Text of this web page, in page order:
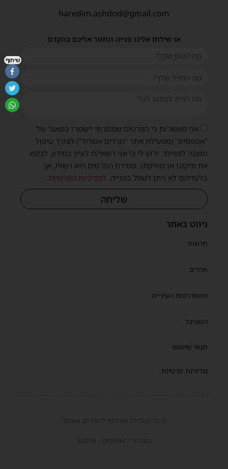
ניווט באתר
חדשות
חרדים
ממסדרונות העירייה
השטיבל
תנאי שימוש
מדיניות פרטיות
haredim.ashdod@gmail.com
או שילחו אלינו פנייה ונחזור אליכם בהקדם
אני מאשר/ת כי הפרטים שמסרתי יישמרו במאגר של
"אמפסיס" (מפעילת אתר "חרדים אשדוד") לצורך טיפול
ומענה לפנייתי. ידוע לי כי אני רשאי/ת לעיין במידע, לבקש
את תיקונו או מחיקתו. מסירת הפרטים היא רשות, אך
בלעדיהם לא ניתן לטפל בפנייה. למדיניות הפרטיות
שליחה
© כל הזכויות שמורות ל'חרדים אשדוד'
נבנה ע"י 'אמפסיס - פרסום'
שיתוף